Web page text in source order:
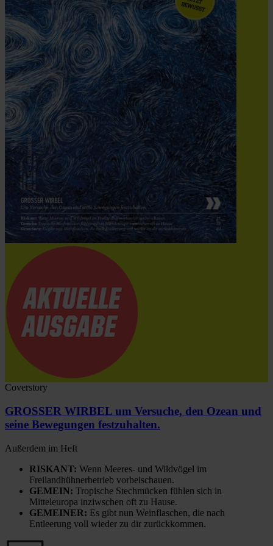
Coverstory
GROSSER WIRBEL um Versuche, den Ozean und
seine Bewegungen festzuhalten.
Außerdem im Heft
RISKANT: Wenn Meeres- und Wildvögel im
Freilandhühnerbetrieb vorbeischauen.
GEMEIN: Tropische Stechmücken fühlen sich in
Mitteleuropa inziwschen oft zu Hause.
GEMEINER: Es gibt nun Weinflaschen, die nach
Entleerung voll wieder zu dir zurückkommen.